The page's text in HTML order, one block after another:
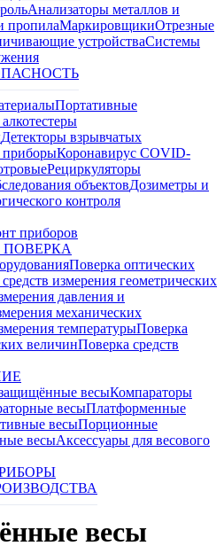
Анализаторы металлов и
пропилаМаркировщикиОтрезные
устройстваСистемы
Портативные
Детекторы взрывчатых
Коронавирус COVID-
Рециркуляторы
объектовДозиметры и
контроля
приборов
Поверка оптических
измерения геометрических
давления и
механических
температурыПоверка
величинПоверка средств
весыКомпараторы
весыПлатформенные
весыПорционные
весыАксессуары для весового
весы